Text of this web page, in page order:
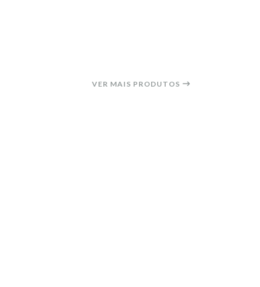
VER MAIS PRODUTOS